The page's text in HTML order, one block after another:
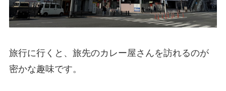
旅行に行くと、旅先のカレー屋さんを訪れるのが
密かな趣味です。